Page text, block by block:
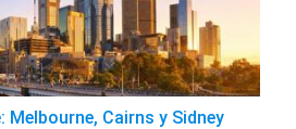
Cairns y Sidney